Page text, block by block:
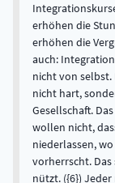
erhöhen die
erhöhen die
auch:
nicht von selbst.
nicht hart,
Gesellschaft.
wollen nicht,
niederlassen,
vorherrscht.
nützt. ({6})